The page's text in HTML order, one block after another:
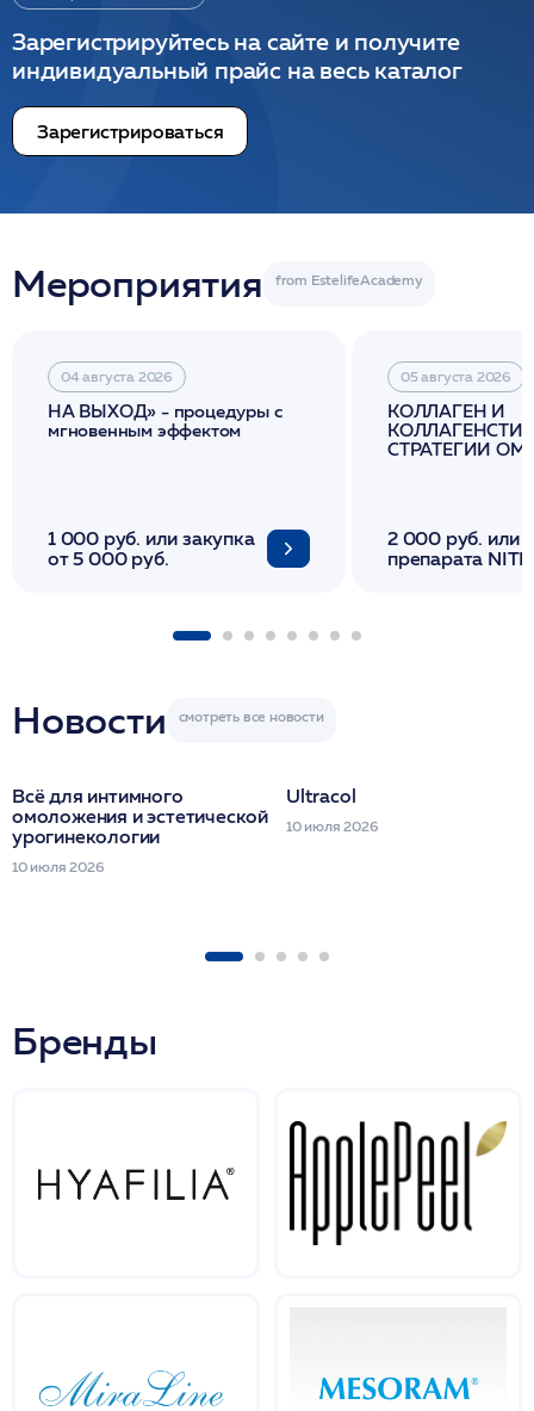
Зарегистрируйтесь на сайте и получите
индивидуальный прайс на весь каталог
Зарегистрироваться
Мероприятия
04 августа 2026
НА ВЫХОД» - процедуры с
мгновенным эффектом
1 000 руб. или закупка
от 5 000 руб.
05 августа 2026
КОЛЛАГЕН И
СТРАТЕГИИ
2 000 руб. или
препарата
Новости
Всё для интимного
омоложения и эстетической
урогинекологии
10 июля 2026
Ultracol
10 июля 2026
Бренды